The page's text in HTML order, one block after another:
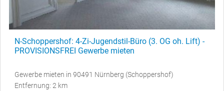
N-Schoppershof: 4-Zi-Jugendstil-Büro (3. OG oh. Lift) -
PROVISIONSFREI Gewerbe mieten
Gewerbe mieten in 90491 Nürnberg (Schoppershof)
Entfernung: 2 km